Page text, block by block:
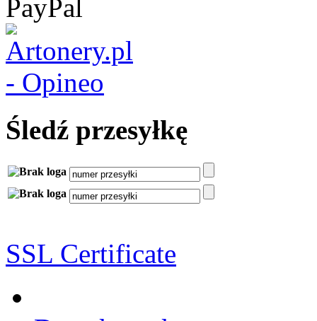
Śledź przesyłkę
SSL Certificate